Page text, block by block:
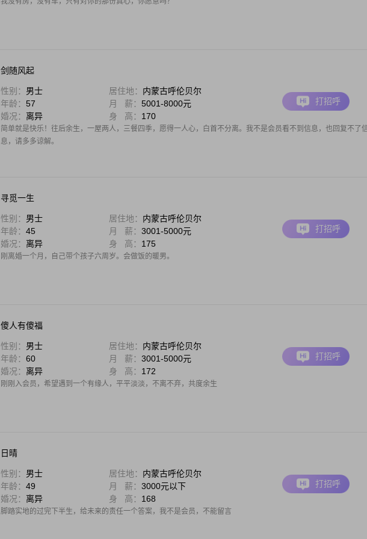
剑随风起
性别： 男士 居住地： 内蒙古呼伦贝尔
年龄： 57 月 薪： 5001-8000元
婚况： 离异 身 高： 170
简单就是快乐！往后余生，一屋两人，三餐四季，愿得一人心，白首不分离。我不是会员看不到信息，也回复不了
息，请多多谅解。
打招呼
寻觅一生
性别： 男士 居住地： 内蒙古呼伦贝尔
年龄： 45 月 薪： 3001-5000元
婚况： 离异 身 高： 175
刚离婚一个月，自己带个孩子六周岁。会做饭的暖男。
打招呼
傻人有傻福
性别： 男士 居住地： 内蒙古呼伦贝尔
年龄： 60 月 薪： 3001-5000元
婚况： 离异 身 高： 172
刚刚入会员，希望遇到一个有缘人，平平淡淡，不离不弃，共度余生
打招呼
日晴
性别： 男士 居住地： 内蒙古呼伦贝尔
年龄： 49 月 薪： 3000元以下
婚况： 离异 身 高： 168
脚踏实地的过完下半生，给未来的责任一个答案，我不是会员，不能留言
打招呼